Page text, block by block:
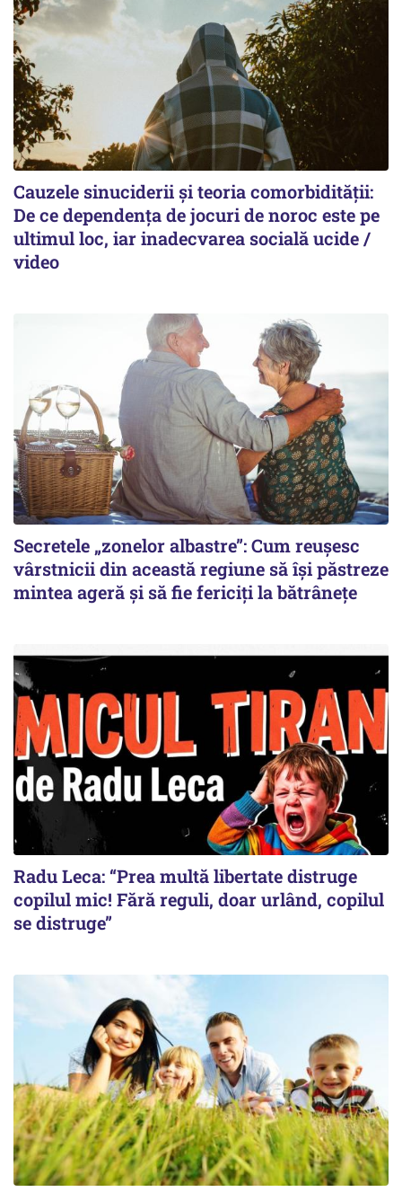
Cauzele sinuciderii și teoria comorbidității:
De ce dependența de jocuri de noroc este pe
ultimul loc, iar inadecvarea socială ucide /
video
Secretele „zonelor albastre”: Cum reușesc
vârstnicii din această regiune să își păstreze
mintea ageră și să fie fericiți la bătrânețe
Radu Leca: “Prea multă libertate distruge
copilul mic! Fără reguli, doar urlând, copilul
se distruge”